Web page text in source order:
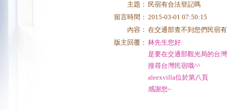
主題： 民宿有合法登記嗎
留言時間： 2015-03-01 07:50:15
內容： 在交通部查不到您們民宿
版主回覆： 林先生您好:
是要在交通部觀光局的台
搜尋台灣民宿哦^^
aleexvilla位於第八頁
感謝您~